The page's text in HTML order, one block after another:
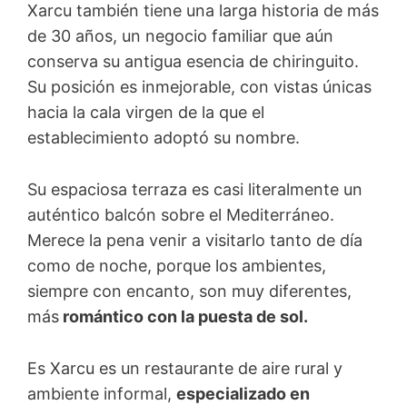
Xarcu también tiene una larga historia de más
de 30 años, un negocio familiar que aún
conserva su antigua esencia de chiringuito.
Su posición es inmejorable, con vistas únicas
hacia la cala virgen de la que el
establecimiento adoptó su nombre.
Su espaciosa terraza es casi literalmente un
auténtico balcón sobre el Mediterráneo.
Merece la pena venir a visitarlo tanto de día
como de noche, porque los ambientes,
siempre con encanto, son muy diferentes,
más romántico con la puesta de sol.
Es Xarcu es un restaurante de aire rural y
ambiente informal, especializado en